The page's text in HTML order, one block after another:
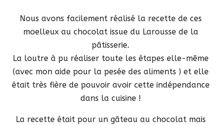
Nous avons facilement réalisé la recette de ces
moelleux au chocolat issue du Larousse de la
pâtisserie.
La loutre à pu réaliser toute les étapes elle-même
(avec mon aide pour la pesée des aliments ) et elle
était très fière de pouvoir avoir cette indépendance
dans la cuisine !
La recette était pour un gâteau au chocolat mais